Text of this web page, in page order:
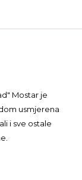
Mostar je
usmjerena
i sve ostale